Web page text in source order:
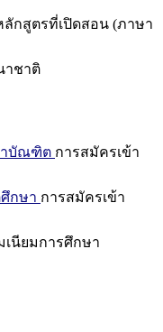
ลักสูตรที่เปิดสอน (ภาษา
าชาติ
าบัณฑิต การสมัครเข้า
กษา การสมัครเข้า
เนียมการศึกษา